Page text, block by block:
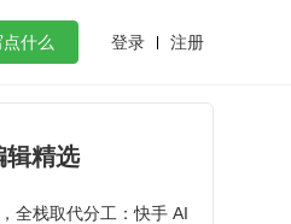
什么 登录 注册
flutter精选
全栈取代分工：快手 AI